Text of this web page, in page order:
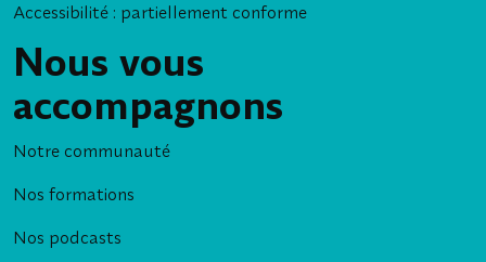
Accessibilité : partiellement conforme
Nous vous
accompagnons
Notre communauté
Nos formations
Nos podcasts